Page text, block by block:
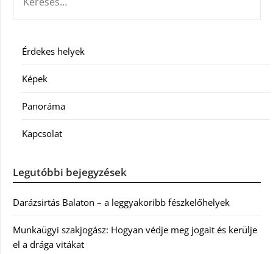
Érdekes helyek
Képek
Panoráma
Kapcsolat
Legutóbbi bejegyzések
Darázsirtás Balaton – a leggyakoribb fészkelőhelyek
Munkaügyi szakjogász: Hogyan védje meg jogait és kerülje
el a drága vitákat